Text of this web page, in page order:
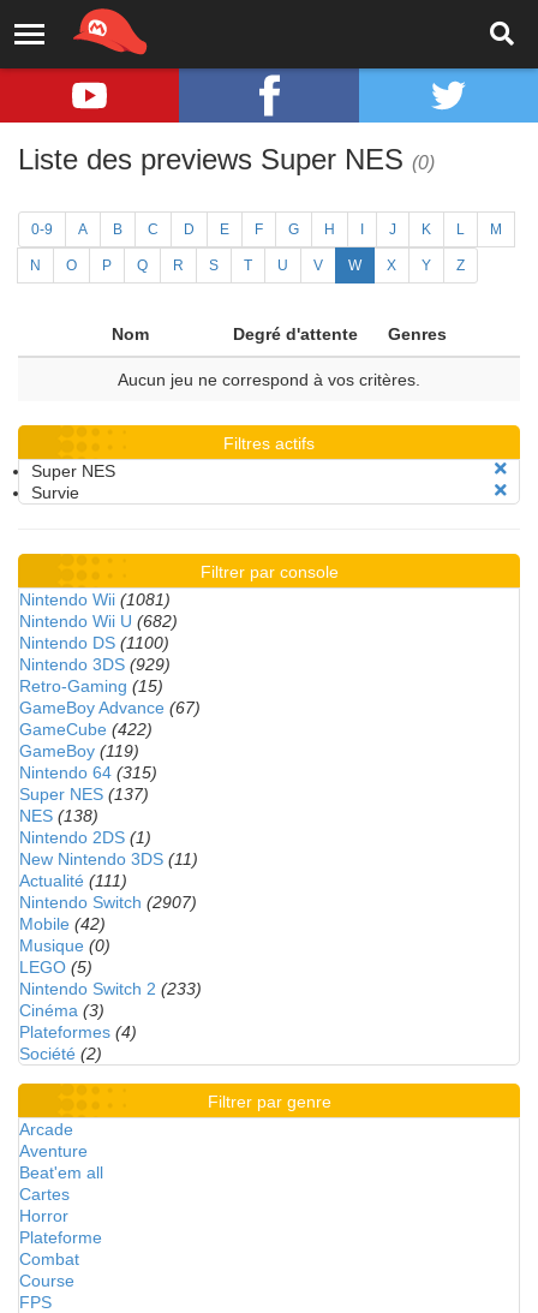
Liste des previews Super NES (0)
0-9 A B C D E F G H J K L M
N O P Q R S T U V W X Y Z
Nom Degré d'attente Genres
Aucun jeu ne correspond à vos critères.
Filtres actifs
Super NES
Survie
Filtrer par console
Nintendo Wii (1081)
Nintendo Wii U (682)
Nintendo DS (1100)
Nintendo 3DS (929)
Retro-Gaming (15)
GameBoy Advance (67)
GameCube (422)
GameBoy (119)
Nintendo 64 (315)
Super NES (137)
NES (138)
Nintendo 2DS (1)
New Nintendo 3DS (11)
Actualité (111)
Nintendo Switch (2907)
Mobile (42)
Musique (0)
LEGO (5)
Nintendo Switch 2 (233)
Cinéma (3)
Plateformes (4)
Société (2)
Filtrer par genre
Arcade
Aventure
Beat'em all
Cartes
Horror
Plateforme
Combat
Course
FPS